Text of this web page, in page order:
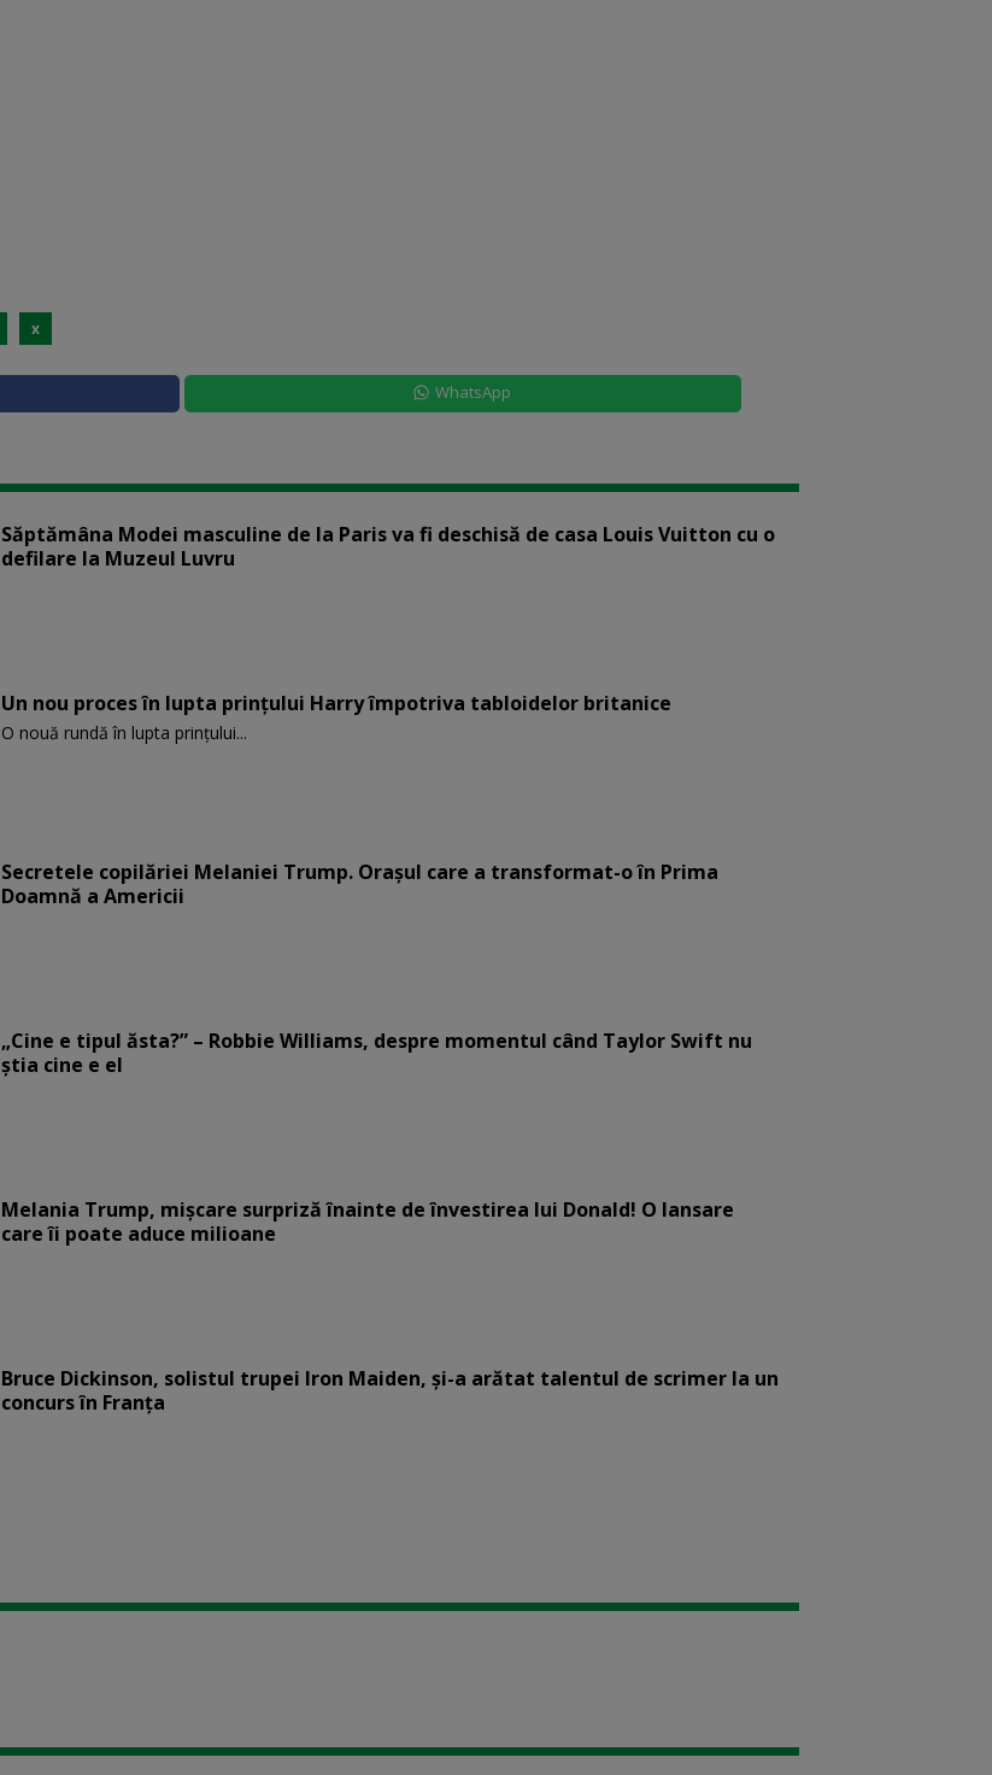
x
WhatsApp
Săptămâna Modei masculine de la Paris va fi deschisă de casa Louis Vuitton cu o
defilare la Muzeul Luvru
Un nou proces în lupta prinţului Harry împotriva tabloidelor britanice
O nouă rundă în lupta prinţului...
Secretele copilăriei Melaniei Trump. Orașul care a transformat-o în Prima
Doamnă a Americii
„Cine e tipul ăsta?” – Robbie Williams, despre momentul când Taylor Swift nu
știa cine e el
Melania Trump, mișcare surpriză înainte de învestirea lui Donald! O lansare
care îi poate aduce milioane
Bruce Dickinson, solistul trupei Iron Maiden, şi-a arătat talentul de scrimer la un
concurs în Franţa